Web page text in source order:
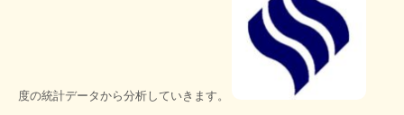
度の統計データから分析していきます。